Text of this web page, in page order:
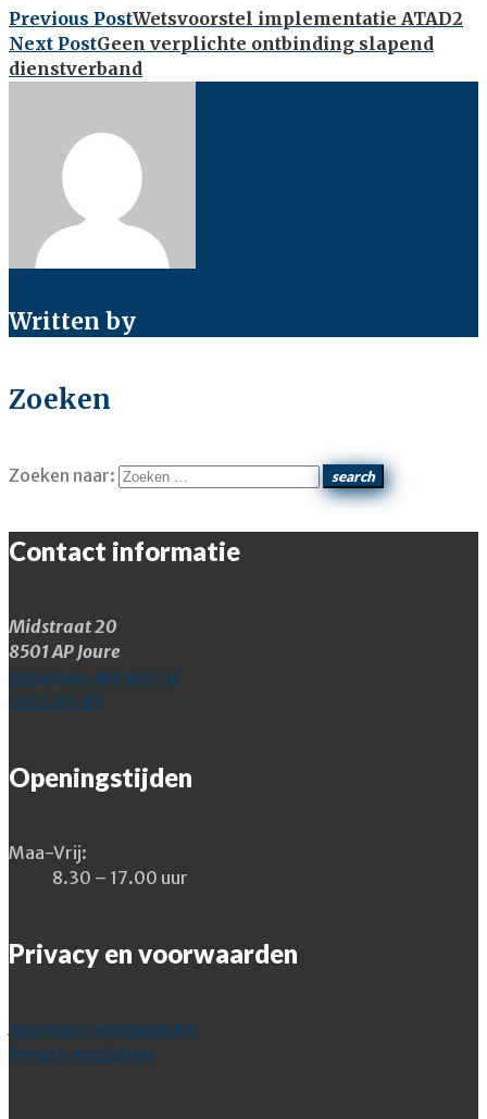
Previous PostWetsvoorstel implementatie ATAD2
Next PostGeen verplichte ontbinding slapend
dienstverband
Written by
Zoeken
Zoeken naar: search
Contact informatie
Midstraat 20
8501 AP Joure
info@van-der-wiel.nl
0513 745 110
Openingstijden
Maa-Vrij:
8.30 – 17.00 uur
Privacy en voorwaarden
Algemene voorwaarden
Privacy verklaring